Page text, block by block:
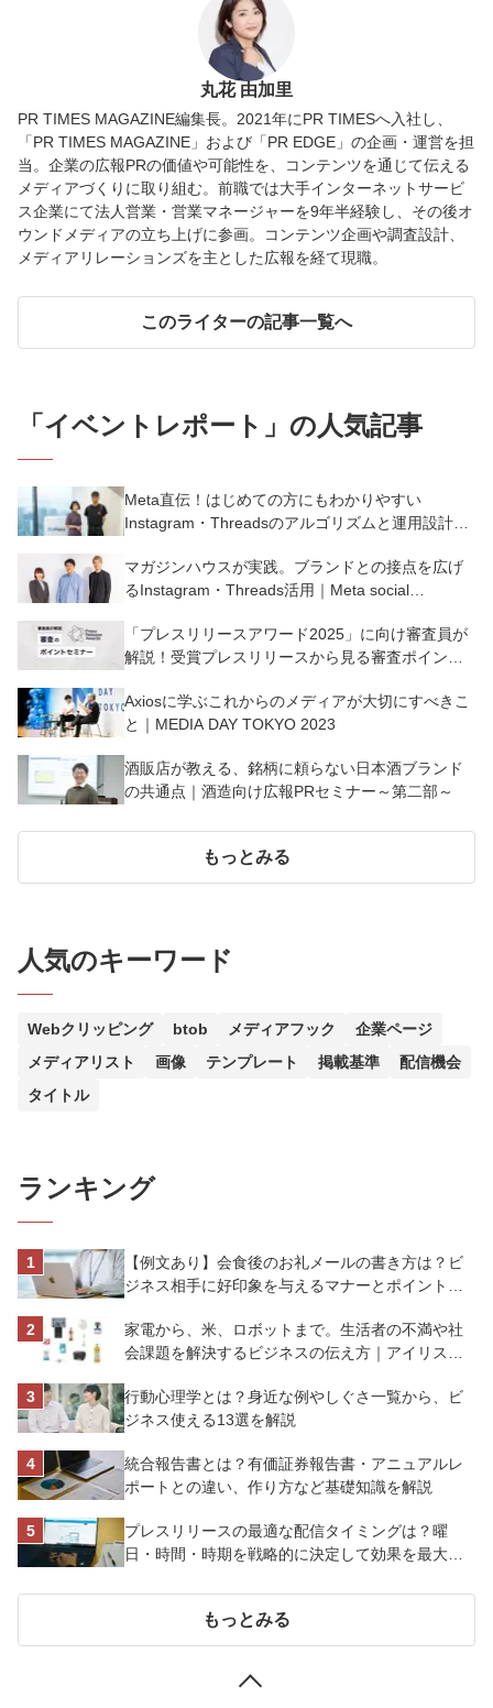
丸花 由加里
PR TIMES MAGAZINE編集長。2021年にPR TIMESへ入社し、
「PR TIMES MAGAZINE」および「PR EDGE」の企画・運営を担
当。企業の広報PRの価値や可能性を、コンテンツを通じて伝える
メディアづくりに取り組む。前職では大手インターネットサービ
ス企業にて法人営業・営業マネージャーを9年半経験し、その後オ
ウンドメディアの立ち上げに参画。コンテンツ企画や調査設計、
メディアリレーションズを主とした広報を経て現職。
このライターの記事一覧へ
「 イベントレポート 」の人気記事
Meta直伝！はじめての方にもわかりやすい
Instagram・Threadsのアルゴリズムと運用設計｜
マガジンハウスが実践。ブランドとの接点を広げ
るInstagram・Threads活用｜Meta social
「プレスリリースアワード2025」に向け審査員が
解説！受賞プレスリリースから見る審査ポイント
Axiosに学ぶこれからのメディアが大切にすべきこ
と｜MEDIA DAY TOKYO 2023
酒販店が教える、銘柄に頼らない日本酒ブランド
の共通点｜酒造向け広報PRセミナー～第二部～
もっとみる
人気のキーワード
Webクリッピング btob メディアフック
企業ページ
メディアリスト
画像 テンプレート 掲載基準
配信機会
タイトル
ランキング
【例文あり】会食後のお礼メールの書き方は？ビ
ジネス相手に好印象を与えるマナーとポイントを
家電から、米、ロボットまで。生活者の不満や社
会課題を解決するビジネスの伝え方｜アイリスオ
行動心理学とは？身近な例やしぐさ一覧から、ビ
ジネス使える13選を解説
統合報告書とは？有価証券報告書・アニュアルレ
ポートとの違い、作り方など基礎知識を解説
プレスリリースの最適な配信タイミングは？曜
日・時間・時期を戦略的に決定して効果を最大化
もっとみる